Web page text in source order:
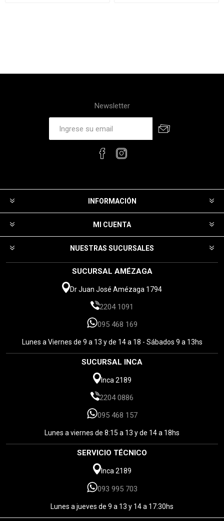
Newsletter
INFORMACIÓN
MI CUENTA
NUESTRAS SUCURSALES
SUCURSAL AMÉZAGA
Dr Juan José Amézaga 1794
2204 1091
095 468 169
Lunes a Viernes de 9 a 13 y de 14 a 18 - Sábados 9 a 13hs
SUCURSAL INCA
Inca 2189
2204 0886
095 468 157
Lunes a viernes de 8:15 a 13 y de 14 a 18hs
SERVICIO TÉCNICO
Inca 2189
093 995 703
Lunes a jueves de 9 a 13 y 14 a 17:30hs